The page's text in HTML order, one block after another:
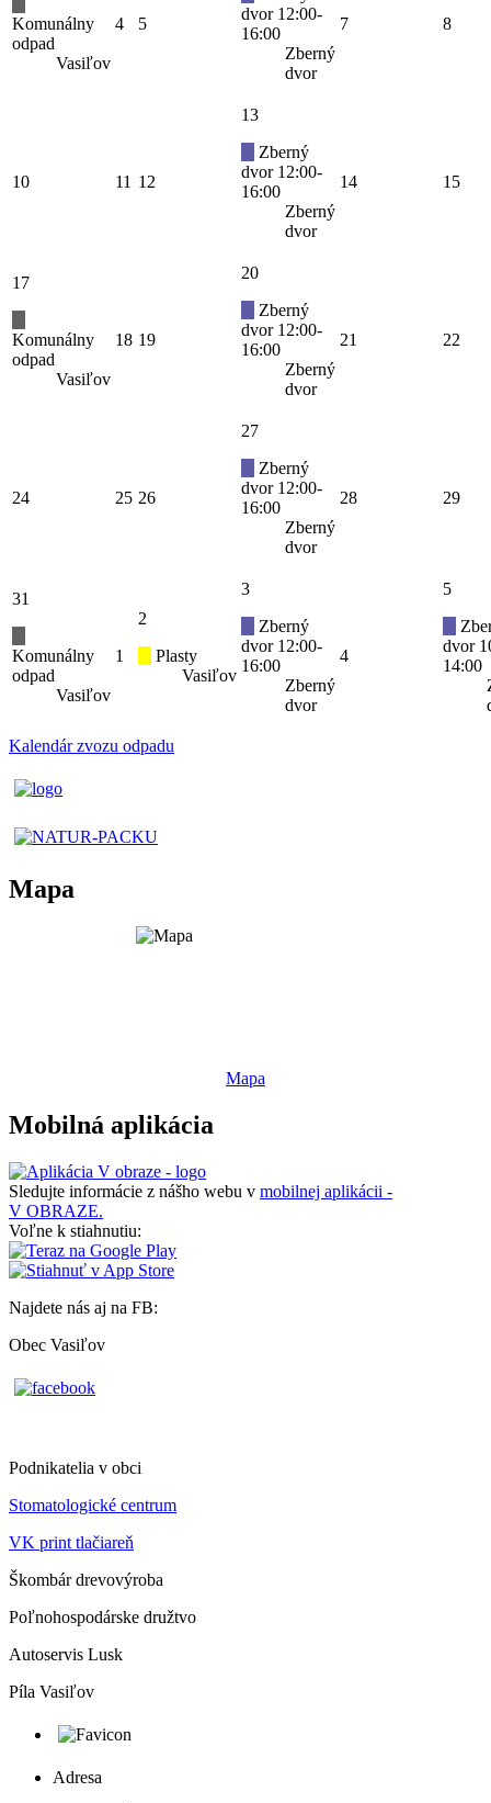
Komunálny
odpad
Vasiľov
4 5
dvor 12:00-
16:00
Zberný
dvor
7 8
10 11 12
13
Zberný
dvor 12:00-
16:00
Zberný
dvor
14 15
17
Komunálny
odpad
Vasiľov
18 19
20
Zberný
dvor 12:00-
16:00
Zberný
dvor
21 22
24 25 26
27
Zberný
dvor 12:00-
16:00
Zberný
dvor
28 29
31
Komunálny
odpad
Vasiľov
1
2
Plasty
Vasiľov
3
Zberný
dvor 12:00-
16:00
Zberný
dvor
4
5
dvor
14:00
Kalendár zvozu odpadu
Mapa
Mapa
Mobilná aplikácia
Sledujte informácie z nášho webu v mobilnej aplikácii -
V OBRAZE.
Voľne k stiahnutiu:
Najdete nás aj na FB:
Obec Vasiľov
Podnikatelia v obci
Stomatologické centrum
VK print tlačiareň
Škombár drevovýroba
Poľnohospodárske družtvo
Autoservis Lusk
Píla Vasiľov
Adresa